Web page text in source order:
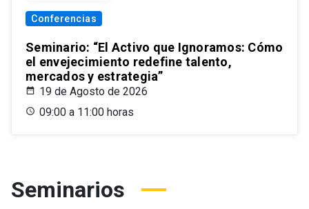
Conferencias
Seminario: “El Activo que Ignoramos: Cómo
el envejecimiento redefine talento,
mercados y estrategia”
19 de Agosto de 2026
09:00 a 11:00 horas
Seminarios